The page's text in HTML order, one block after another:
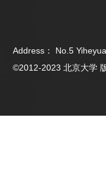
Address： No.5
©2012-2023 北京大学